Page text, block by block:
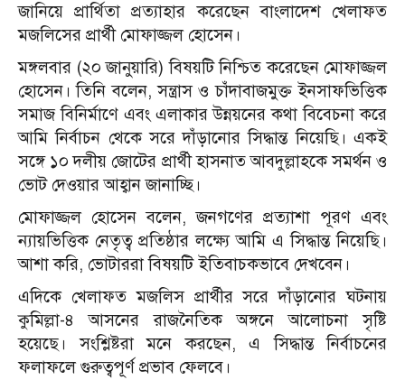
জানিয়ে প্রার্থিতা প্রত্যাহার করেছেন বাংলাদেশ খেলাফত
মজলিসের প্রার্থী মোফাজ্জল হোসেন।
মঙ্গলবার (২০ জানুয়ারি) বিষয়টি নিশ্চিত করেছেন মোফাজ্জল
হোসেন।তিনি বলেন, সন্ত্রাস ও চাঁদাবাজমুক্ত ইনসাফভিত্তিক
সমাজ বিনির্মাণে এবং এলাকার উন্নয়নের কথা বিবেচনা করে
আমি নির্বাচন থেকে সরে দাঁড়ানোর সিদ্ধান্ত নিয়েছি। একই
সঙ্গে ১০ দলীয় জোটের প্রার্থী হাসনাত আবদুল্লাহকে সমর্থন ও
ভোট দেওয়ার আহ্বান জানাচ্ছি।
মোফাজ্জল হোসেন বলেন, জনগণের প্রত্যাশা পূরণ এবং
ন্যায়ভিত্তিক নেতৃত্ব প্রতিষ্ঠার লক্ষ্যে আমি এ সিদ্ধান্ত নিয়েছি।
আশা করি, ভোটাররা বিষয়টি ইতিবাচকভাবে দেখবেন।
এদিকে খেলাফত মজলিস প্রার্থীর সরে দাঁড়ানোর ঘটনায়
কুমিল্লা-৪ আসনের রাজনৈতিক অঙ্গনে আলোচনা সৃষ্টি
হয়েছে। সংশ্লিষ্টরা মনে করছেন, এ সিদ্ধান্ত নির্বাচনের
ফলাফলে গুরুত্বপূর্ণ প্রভাব ফেলবে।